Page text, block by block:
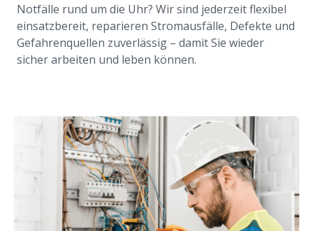
Notfälle rund um die Uhr? Wir sind jederzeit flexibel
einsatzbereit, reparieren Stromausfälle, Defekte und
Gefahrenquellen zuverlässig – damit Sie wieder
sicher arbeiten und leben können.